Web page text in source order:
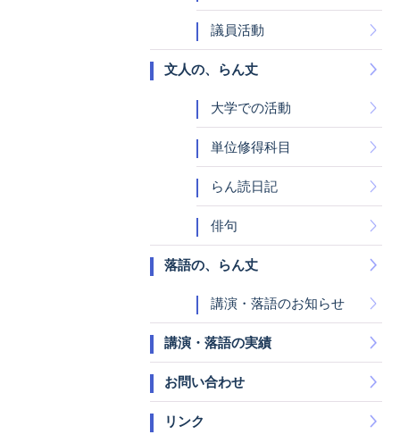
議員活動
文人の、らん丈
大学での活動
単位修得科目
らん読日記
俳句
落語の、らん丈
講演・落語のお知らせ
講演・落語の実績
お問い合わせ
リンク